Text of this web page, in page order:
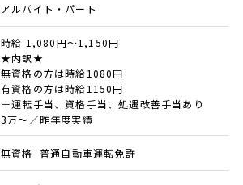
アルバイト・パート
時給 1,080円～1,150円
★内訳★
無資格の方は時給1080円
有資格の方は時給1150円
＋運転手当、資格手当、処遇改善手当あり
3万～／昨年度実績
無資格 普通自動車運転免許